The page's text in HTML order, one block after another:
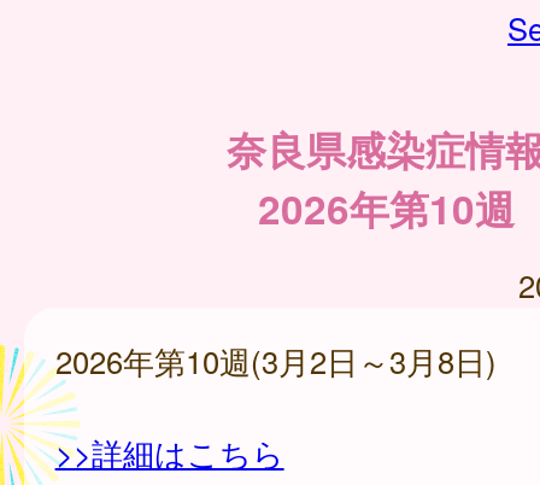
奈良県感染症情
2026年第10週
2026年第10週(3月2日～3月8日)
>>詳細はこちら